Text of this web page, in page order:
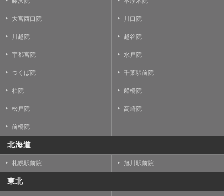
大宮西口院 川口院
川越院 越谷院
宇都宮院 水戸院
つくば院 千葉駅前院
柏院 船橋院
松戸院 高崎院
前橋院
北海道
札幌駅前院 旭川駅前院
東北